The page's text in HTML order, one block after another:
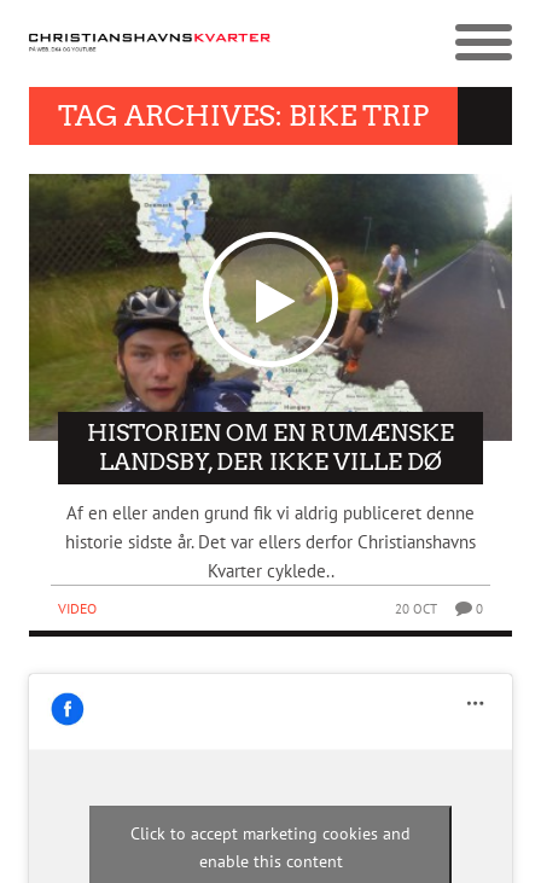
TAG ARCHIVES: BIKE TRIP
HISTORIEN OM EN RUMÆNSKE
LANDSBY, DER IKKE VILLE DØ
Af en eller anden grund fik vi aldrig publiceret denne
historie sidste år. Det var ellers derfor Christianshavns
Kvarter cyklede..
VIDEO 20 OCT 0
Click to accept marketing cookies and
enable this content